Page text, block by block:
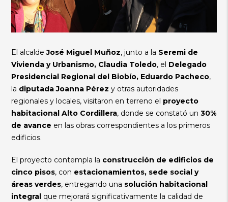
El alcaldeJosé Miguel Muñoz, junto a la Seremi de
Vivienda y Urbanismo, Claudia Toledo, el Delegado
Presidencial Regional del Biobío, Eduardo Pacheco,
la diputada Joanna Pérez y otras autoridades
regionales y locales, visitaron en terreno el proyecto
habitacional Alto Cordillera, donde se constató un30%
de avance en las obras correspondientes a los primeros
edificios.
El proyecto contempla la construcción de edificios de
cinco pisos, con estacionamientos, sede social y
áreas verdes, entregando una solución habitacional
integral que mejorará significativamente la calidad de